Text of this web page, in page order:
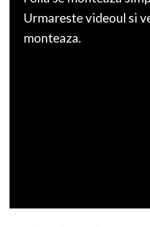
Urmareste videoul si
monteaza.